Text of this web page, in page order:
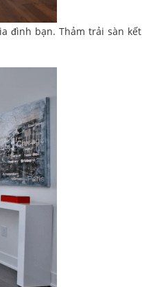
đình bạn. Thảm trải sàn kết